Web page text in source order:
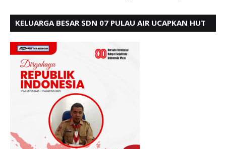
KELUARGA BESAR SDN 07 PULAU AIR UCAPKAN HUT